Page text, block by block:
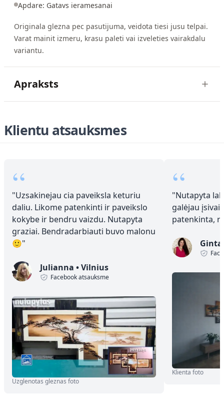
Apdare: Gatavs ieramesanai
Originala glezna pec pasutijuma, veidota tiesi jusu telpai.
Varat mainit izmeru, krasu paleti vai izveleties vairakdalu
variantu.
Apraksts
Klientu atsauksmes
“
"Uzsakinejau cia paveiksla keturiu
daliu. Likome patenkinti ir paveikslo
kokybe ir bendru vaizdu. Nutapyta
graziai. Bendradarbiauti buvo malonu
🙂"
Julianna •Vilnius
Facebook atsauksme
Uzglenotas gleznas foto
“
"Nutapyta
galėjau
patenkinta,
Klienta foto